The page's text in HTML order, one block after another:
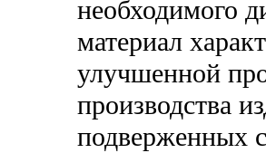
необходимого
материал
улучшенной
производства
подверженных